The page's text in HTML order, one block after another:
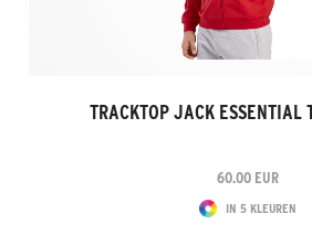
TRACKTOP JACK ESSENTIAL
60.00 EUR
IN 5 KLEUREN